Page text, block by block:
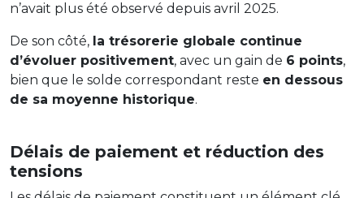
n’avait plus été observé depuis avril 2025.
De son côté, la trésorerie globale continue
d’évoluer positivement, avec un gain de 6 points,
bien que le solde correspondant reste en dessous
de sa moyenne historique.
Délais de paiement et réduction des
tensions